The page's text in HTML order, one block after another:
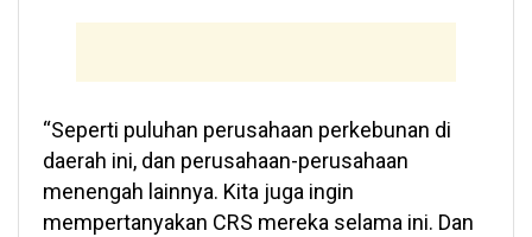
“Seperti puluhan perusahaan perkebunan di
daerah ini, dan perusahaan-perusahaan
menengah lainnya. Kita juga ingin
mempertanyakan CRS mereka selama ini. Dan